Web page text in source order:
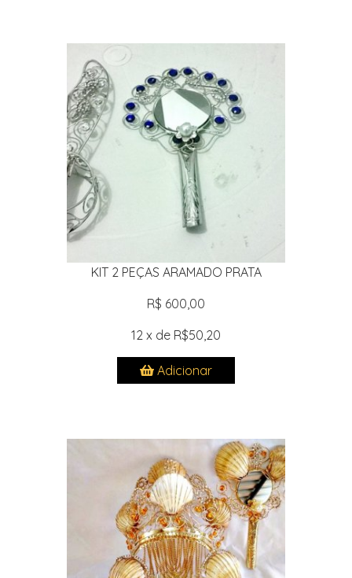
KIT 2 PEÇAS ARAMADO PRATA
R$ 600,00
12 x de R$50,20
Adicionar